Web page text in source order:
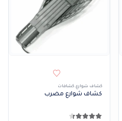
كشافات خارجىكشاف شوارع, كشافات
كشاف شوارع مضرب